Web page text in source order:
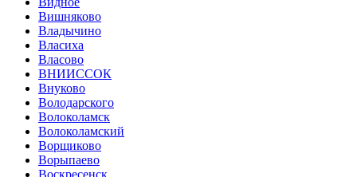
Вишняково
Владычино
Власиха
Власово
ВНИИССОК
Внуково
Володарского
Волоколамск
Волоколамский
Ворщиково
Ворыпаево